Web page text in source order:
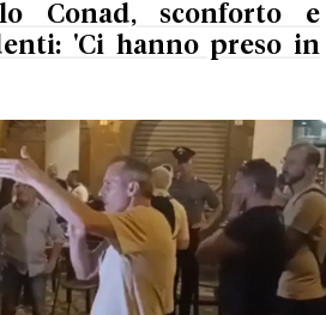
Conad, sconforto e
'Ci hanno preso in